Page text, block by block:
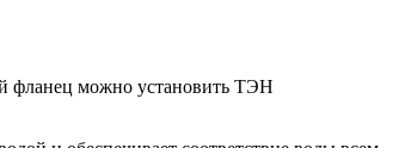
фланец можно установить ТЭН